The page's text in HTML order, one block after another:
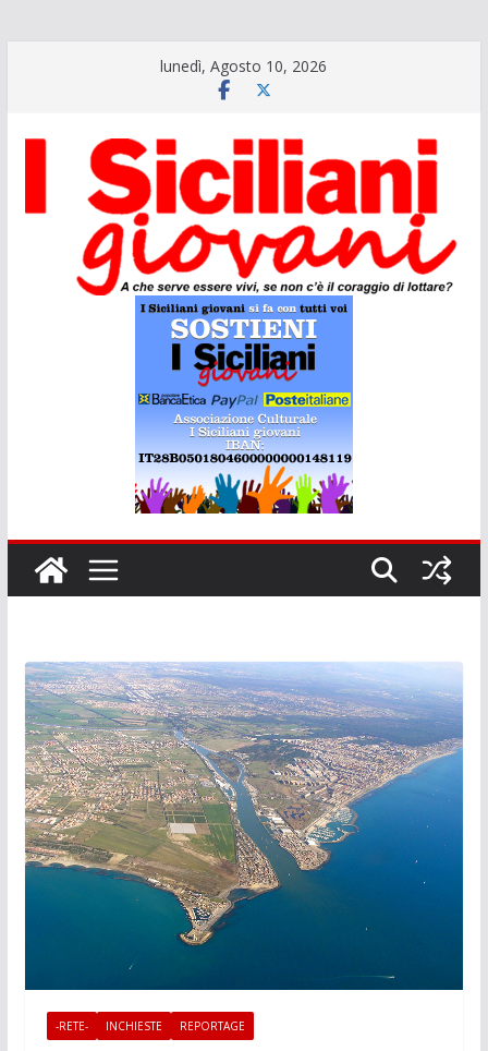
lunedì, Agosto 10, 2026
-RETE- INCHIESTE REPORTAGE